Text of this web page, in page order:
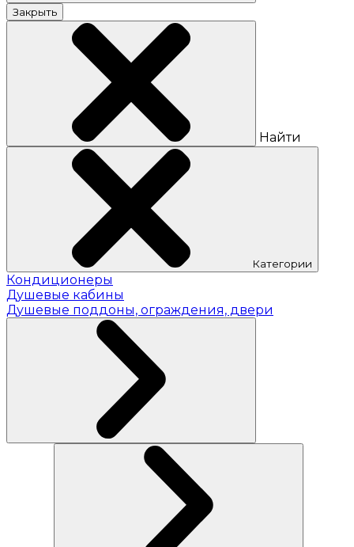
Закрыть
Найти
Категории
Кондиционеры
Душевые кабины
Душевые поддоны, ограждения, двери